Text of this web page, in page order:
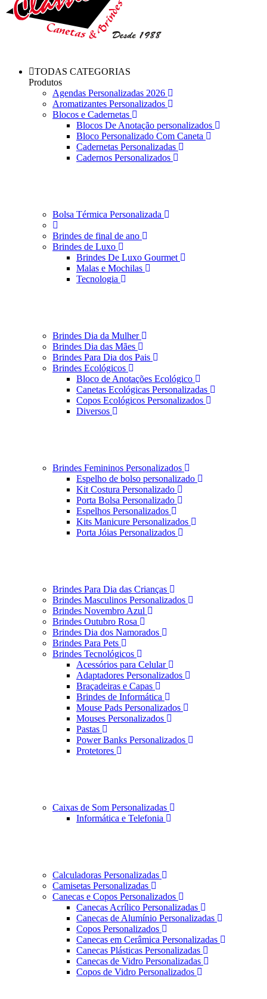
TODAS CATEGORIAS
Produtos
Agendas Personalizadas 2026
Aromatizantes Personalizados
Blocos e Cadernetas
Blocos De Anotação personalizados
Bloco Personalizado Com Caneta
Cadernetas Personalizadas
Cadernos Personalizados
Bolsa Térmica Personalizada
Brindes de final de ano
Brindes de Luxo
Brindes De Luxo Gourmet
Malas e Mochilas
Tecnologia
Brindes Dia da Mulher
Brindes Dia das Mães
Brindes Para Dia dos Pais
Brindes Ecológicos
Bloco de Anotações Ecológico
Canetas Ecológicas Personalizadas
Copos Ecológicos Personalizados
Diversos
Brindes Femininos Personalizados
Espelho de bolso personalizado
Kit Costura Personalizado
Porta Bolsa Personalizado
Espelhos Personalizados
Kits Manicure Personalizados
Porta Jóias Personalizados
Brindes Para Dia das Crianças
Brindes Masculinos Personalizados
Brindes Novembro Azul
Brindes Outubro Rosa
Brindes Dia dos Namorados
Brindes Para Pets
Brindes Tecnológicos
Acessórios para Celular
Adaptadores Personalizados
Braçadeiras e Capas
Brindes de Informática
Mouse Pads Personalizados
Mouses Personalizados
Pastas
Power Banks Personalizados
Protetores
Caixas de Som Personalizadas
Informática e Telefonia
Calculadoras Personalizadas
Camisetas Personalizadas
Canecas e Copos Personalizados
Canecas Acrílico Personalizadas
Canecas de Alumínio Personalizadas
Copos Personalizados
Canecas em Cerâmica Personalizadas
Canecas Plásticas Personalizadas
Canecas de Vidro Personalizadas
Copos de Vidro Personalizados